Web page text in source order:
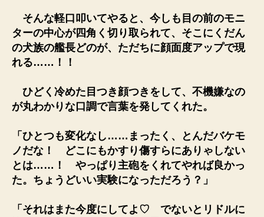
そんな軽口叩いてやると、今しも目の前のモニ
ターの中心が四角く切り取られて、そこにくだん
の犬族の艦長どのが、ただちに顔面度アップで現
れる……！！
ひどく冷めた目つき顔つきをして、不機嫌なの
が丸わかりな口調で言葉を発してくれた。
「ひとつも変化なし……まったく、とんだバケモ
ノだな！ どこにもかすり傷すらにありゃしない
とは……！ やっぱり主砲をくれてやれば良かっ
た。ちょうどいい実験になっただろう？」
「それはまた今度にしてよ♡ でないとリドルに